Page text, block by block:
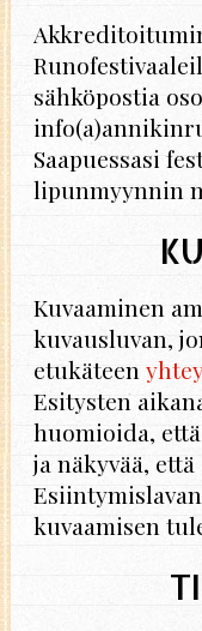
sähköpostia
Saapuessasi
lipunmyynnin
Kuvaaminen
kuvausluvan,
etukäteen
Esitysten
huomioida,
ja näkyvää,
kuvaamisen